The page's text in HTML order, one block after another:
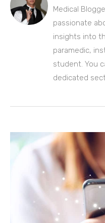
Medical
passionate
insights into
paramedic,
student. You
dedicated